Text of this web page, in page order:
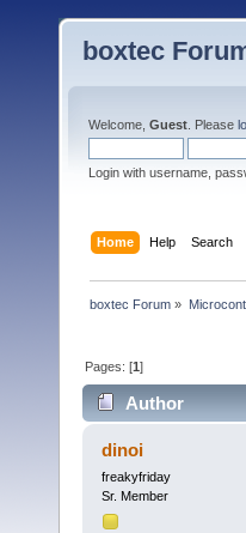
boxtec
Welcome, Guest . Please
Login with username,
Home Help Search
boxtec Forum »
Pages: [1]
Author
dinoi
freakyfriday
Sr. Member